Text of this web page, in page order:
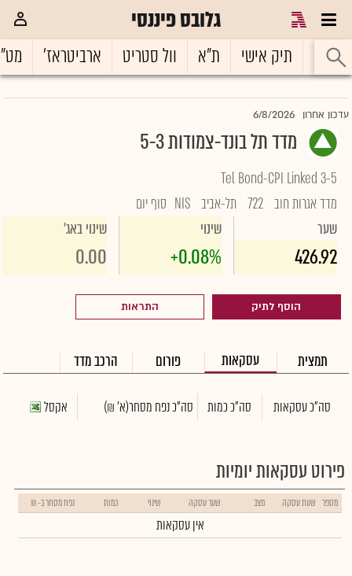
גלובס פיננסי
ראשי תיק אישי ת"א וול סטריט ארביטראז'
עדכון אחרון 6/8/2026
מדד תל בונד-צמודות 5-3
Tel Bond-CPI Linked 3-5
מדד אגרות חוב 722 תל-אביב NIS סוף יום
שער
426.92
שינוי
+0.08%
שינוי באג'
0.00
הוסף לתיק התראות
תמצית עסקאות פורום הרכב מדד
סה"כ עסקאות סה"כ כמות סה"כ נפח מסחר(א' ₪) אקסל
פירוט עסקאות יומיות
מספר שעת עסקה מצב שער עסקה שינוי כמות נפח מסחר ב- ₪
אין עסקאות